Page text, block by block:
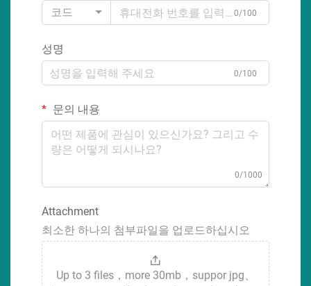
코드
0/100
성명
0/100
문의 내용
0/1000
Attachment
최소한 하나의 첨부파일을 업로드하십시오
Up to 3 files，more 30mb，suppor jpg、